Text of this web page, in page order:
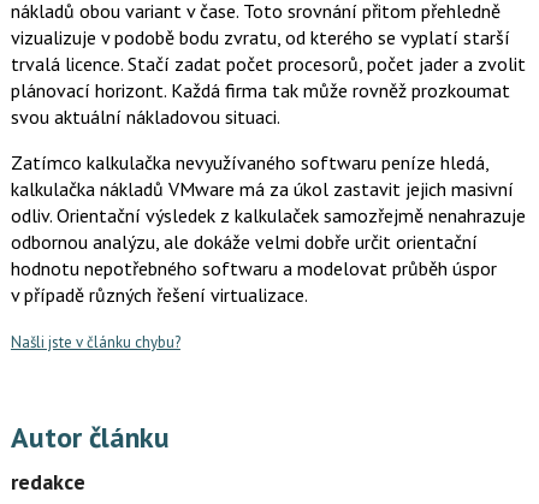
nákladů obou variant v čase. Toto srovnání přitom přehledně
vizualizuje v podobě bodu zvratu, od kterého se vyplatí starší
trvalá licence. Stačí zadat počet procesorů, počet jader a zvolit
plánovací horizont. Každá firma tak může rovněž prozkoumat
svou aktuální nákladovou situaci.
Zatímco kalkulačka nevyužívaného softwaru peníze hledá,
kalkulačka nákladů VMware má za úkol zastavit jejich masivní
odliv. Orientační výsledek z kalkulaček samozřejmě nenahrazuje
odbornou analýzu, ale dokáže velmi dobře určit orientační
hodnotu nepotřebného softwaru a modelovat průběh úspor
v případě různých řešení virtualizace.
Našli jste v článku chybu?
Autor článku
redakce